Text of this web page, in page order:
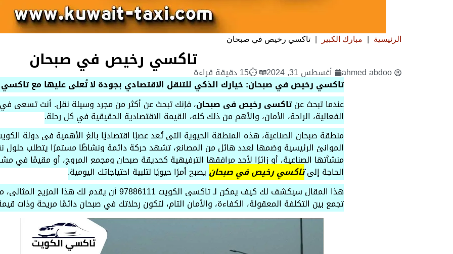
الرئيسية مبارك الكبير تاكسي رخيص في صبحان
تاكسي رخيص في صبحان ahmed abdoo أغسطس 31, 2024 ⏱15 دقيقة قراءة
تاكسي رخيص في صبحان: خيارك الذكي للتنقل الاقتصادي بجودة لا تُعلى عليها مع تاكسي الكويت
عندما تبحث عنتاكسي رخيص في صبحان، فإنك تبحث عن أكثر من مجرد وسيلة نقل. أنت تسعى
الفعالية، الراحة، الأمان، والأهم من ذلك كله، القيمة الاقتصادية الحقيقية في كل رحلة.
منطقة صبحان الصناعية، هذه المنطقة الحيوية التي تُعد عصبًا اقتصاديًا بالغ الأهمية في دولة
الموانئ الرئيسية وضمها لعدد هائل من المصانع، تشهد حركة دائمة ونشاطًا مستمرًا يتطلب
منشآتها الصناعية، أو زائرًا لأحد مرافقها الترفيهية كحديقة صبحان ومجمع المروج، أو مقيمًا في
الحاجة إلىتاكسي رخيص في صبحان يصبح أمرًا حيويًا لتلبية احتياجاتك اليومية.
هذا المقال سيكشف لك كيف يمكن لـ تاكسي الكويت 97886111 أن
تجمع بين التكلفة المعقولة، الكفاءة، والأمان التام، لتكون رحلاتك في صبحان دائمًا مريحة وذات